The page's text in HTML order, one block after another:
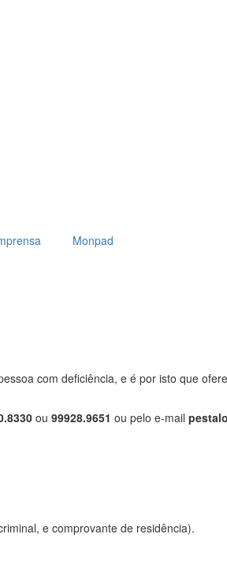
Monpad
com deficiência, e é por isto que
ou 99928.9651 ou pelo e-mail
e comprovante de residência).